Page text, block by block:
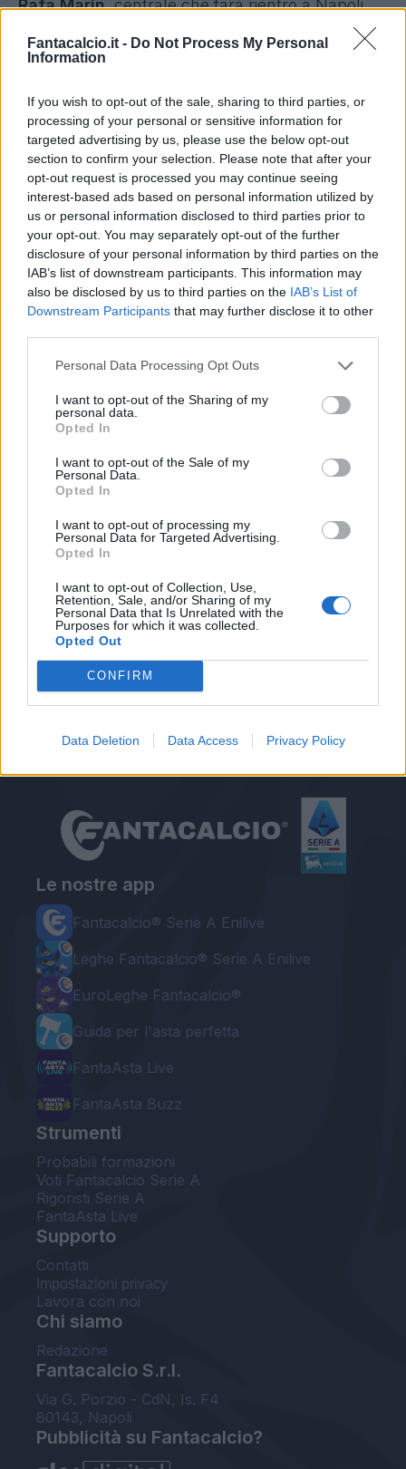
Fantacalcio.it - Do Not Process My Personal
Information
If you wish to opt-out of the sale, sharing to third parties, or
processing of your personal or sensitive information for
targeted advertising by us, please use the below opt-out
section to confirm your selection. Please note that after your
opt-out request is processed you may continue seeing
interest-based ads based on personal information utilized by
us or personal information disclosed to third parties prior to
your opt-out. You may separately opt-out of the further
disclosure of your personal information by third parties on the
IAB’s list of downstream participants. This information may
also be disclosed by us to third parties on the IAB’s List of
Downstream Participants that may further disclose it to other
Personal Data Processing Opt Outs
I want to opt-out of the Sharing of my
personal data.
Opted In
I want to opt-out of the Sale of my
Personal Data.
Opted In
I want to opt-out of processing my
Personal Data for Targeted Advertising.
Opted In
I want to opt-out of Collection, Use,
Retention, Sale, and/or Sharing of my
Personal Data that Is Unrelated with the
Purposes for which it was collected.
Opted Out
CONFIRM
Data Deletion Data Access Privacy Policy
Rafa Marin, centrale che farà rientro a Napoli
nome chiave capace di sbloccare l'affare tra gli
Lazio, occhio anche a Lucca nello
scambio col Napoli
Un altro nome molto gradito a Gennaro Gattuso,
poi,risulta essere anche Lorenzo Lucca. Dopo
una stagione fallimentare tra Napoli e
Nottingham, l'ex Udinese potrebbe ritrovare
nuova linfa alla Lazio in caso di scambio in porto
tra i due club.
Autore
Redazione Fantacalcio.it
Le nostre app
Fantacalcio® Serie A Enilive
Leghe Fantacalcio® Serie A Enilive
EuroLeghe Fantacalcio®
Guida per l'asta perfetta
FantaAsta Live
FantaAsta Buzz
Strumenti
Probabili formazioni
Voti Fantacalcio Serie A
Rigoristi Serie A
FantaAsta Live
Supporto
Contatti
Impostazioni privacy
Lavora con noi
Chi siamo
Redazione
Fantacalcio S.r.l.
Via G. Porzio - CdN, Is. F4
80143, Napoli
Pubblicità su Fantacalcio?